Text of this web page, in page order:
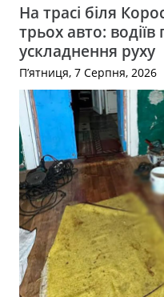
На трасі біля
трьох авто:
ускладнення руху
П’ятниця, 7 Серпня, 2026